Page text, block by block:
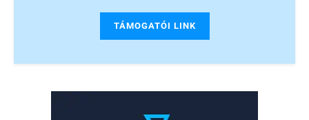
TÁMOGATÓI LINK